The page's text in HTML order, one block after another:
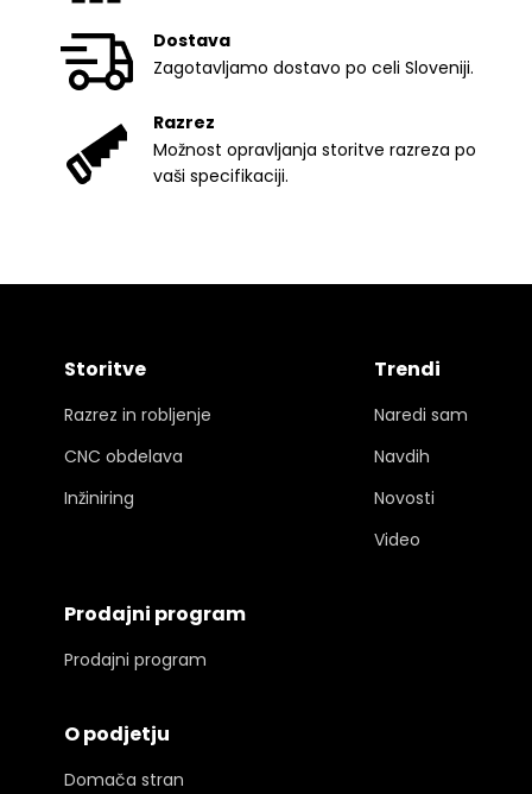
Dostava
Zagotavljamo dostavo po celi Sloveniji.
Razrez
Možnost opravljanja storitve razreza po
vaši specifikaciji.
Storitve
Razrez in robljenje
CNC obdelava
Inžiniring
Trendi
Naredi sam
Navdih
Novosti
Video
Prodajni program
Prodajni program
O podjetju
Domača stran